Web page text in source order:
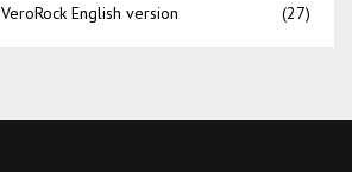
VeroRock English version
(27)